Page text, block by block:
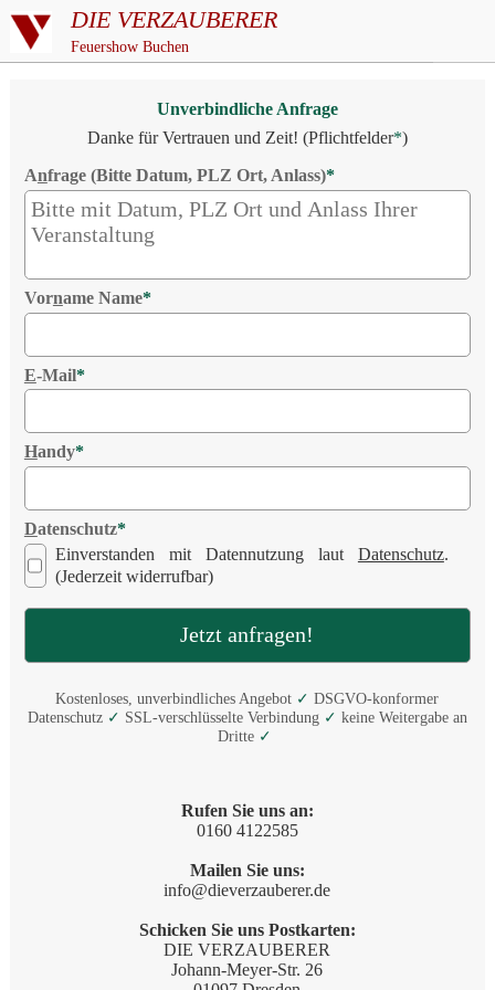
DIE VERZAUBERER
Feuershow Buchen
Unverbindliche Anfrage
Danke für Vertrauen und Zeit! (Pflichtfelder*)
Anfrage (Bitte Datum, PLZ Ort, Anlass)*
Vorname Name*
E-Mail*
Handy*
Datenschutz*
Einverstanden mit Datennutzung laut Datenschutz.
(Jederzeit widerrufbar)
Kostenloses, unverbindliches Angebot ✓DSGVO-konformer
Datenschutz✓ SSL-verschlüsselte Verbindung✓ keine Weitergabe an
Dritte ✓
Rufen Sie uns an:
0160 4122585
Mailen Sie uns:
ed.rerebuazreveid@ofni
Schicken Sie uns Postkarten:
DIE VERZAUBERER
Johann-Meyer-Str. 26